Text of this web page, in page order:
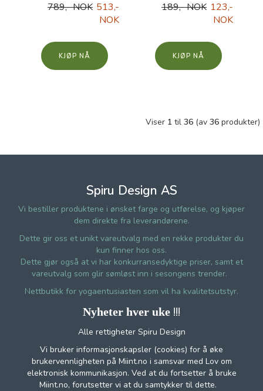
789,- NOK 513,-
NOK
KJØP
189,- NOK 123,-
NOK
KJØP
Viser 1 til 36 (av 36 produkter)
Spiru Design AS
Vi bestiller produktene i ønsket farge og utførelse, og kjøper
dem direkte fra leverandørene.
Dette gir oss et unikt vareutvalg med en rekke produkter du
kun finner hos oss.
Dette gjør også at vi har konkurransedyktige priser, samt et
vareutvalg som glir sømløst inn i sesongens trender.
Nettbutikk for yogaentusiasten som vil ha kvalitetsutstyr.
Nyheter hver uke !!!
Alle rettigheter Spiru Design
Vi bruker informasjonskapsler (cookies) for å øke
brukervennligheten på Miint.no i samsvar med Lov om
elektronisk kommunikasjon. Ved at du fortsetter å bruke
Miint.no, forutsetter vi at du samtykker til dette.